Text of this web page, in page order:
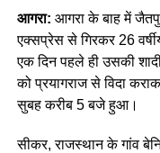
आगरा: आगरा के बाह में
एक्सप्रेस से गिरकर 26
एक दिन पहले ही उसकी
को प्रयागराज से विदा
सुबह करीब 5 बजे हुआ।
सीकर, राजस्थान के गांव